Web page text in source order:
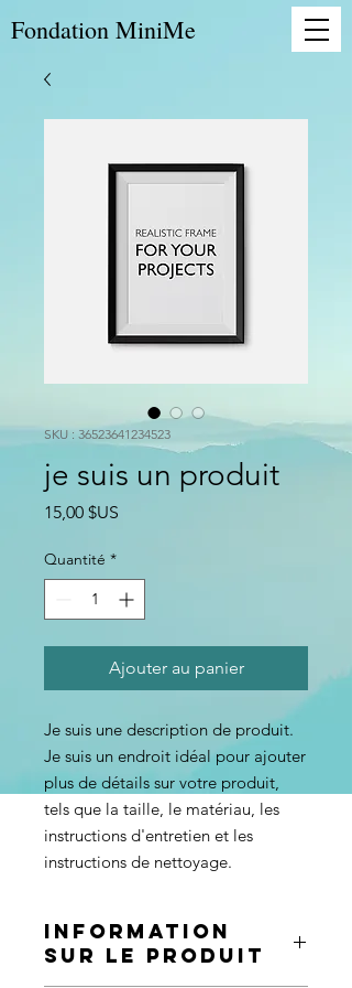
Fondation MiniMe
SKU : 36523641234523
je suis un produit
15,00 $US
Quantité *
Ajouter au panier
Je suis une description de produit.
Je suis un endroit idéal pour ajouter
plus de détails sur votre produit,
tels que la taille, le matériau, les
instructions d'entretien et les
instructions de nettoyage.
INFORMATION
SUR LE PRODUIT